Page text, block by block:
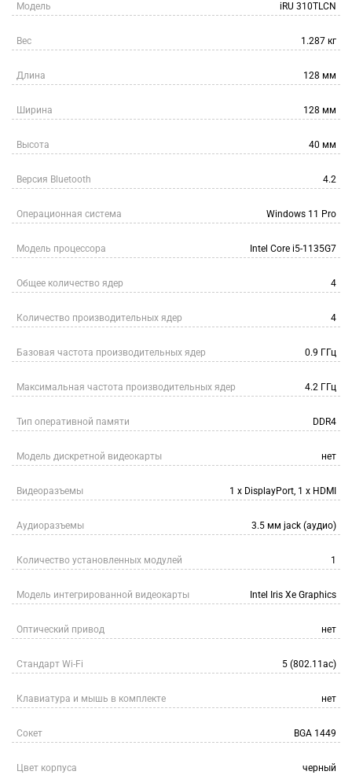
Модель iRU 310TLCN
Вес 1.287 кг
Длина 128 мм
Ширина 128 мм
Высота 40 мм
Версия Bluetooth 4.2
Операционная система Windows 11 Pro
Модель процессора Intel Core i5-1135G7
Общее количество ядер 4
Количество производительных ядер 4
Базовая частота производительных ядер 0.9 ГГц
Максимальная частота производительных ядер 4.2 ГГц
Тип оперативной памяти DDR4
Модель дискретной видеокарты нет
Видеоразъемы 1 x DisplayPort, 1 x HDMI
Аудиоразъемы 3.5 мм jack (аудио)
Количество установленных модулей 1
Модель интегрированной видеокарты Intel Iris Xe Graphics
Оптический привод нет
Стандарт Wi-Fi 5 (802.11ac)
Клавиатура и мышь в комплекте нет
Сокет BGA 1449
Цвет корпуса черный